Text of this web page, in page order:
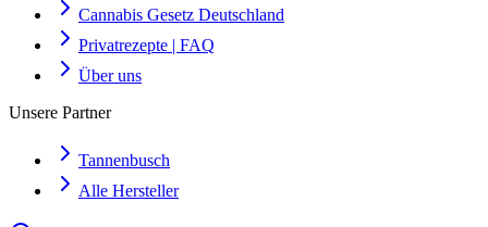
Cannabis Gesetz Deutschland
Privatrezepte | FAQ
Über uns
Unsere Partner
Tannenbusch
Alle Hersteller